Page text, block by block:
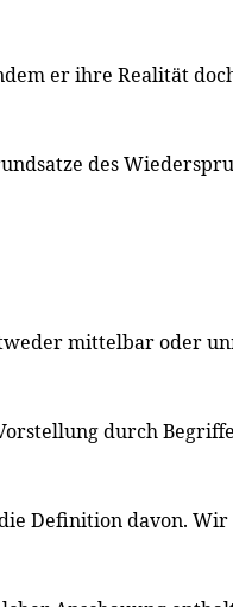
er ihre Realität
des
mittelbar oder
durch
Definition davon.